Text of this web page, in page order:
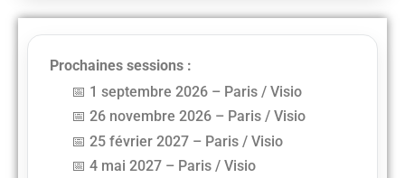
Prochaines sessions :
1 septembre 2026 – Paris / Visio
26 novembre 2026 – Paris / Visio
25 février 2027 – Paris / Visio
4 mai 2027 – Paris / Visio